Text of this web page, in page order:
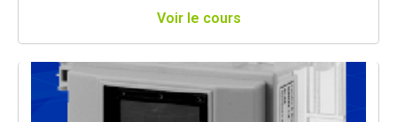
Voir le cours